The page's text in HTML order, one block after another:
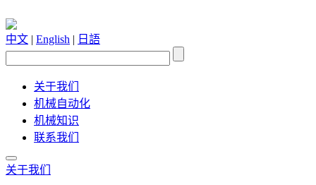
中文 | English | 日語
关于我们
机械自动化
机械知识
联系我们
关于我们